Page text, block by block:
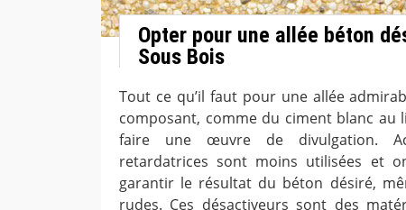
Opter pour une allée béton
Sous Bois
Tout ce qu’il faut pour une allée
composant, comme du ciment blanc au
faire une œuvre de divulgation.
retardatrices sont moins utilisées et
garantir le résultat du béton désiré,
rudes. Ces désactiveurs sont des